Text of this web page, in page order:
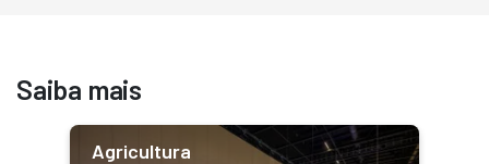
Saiba mais
Agricultura